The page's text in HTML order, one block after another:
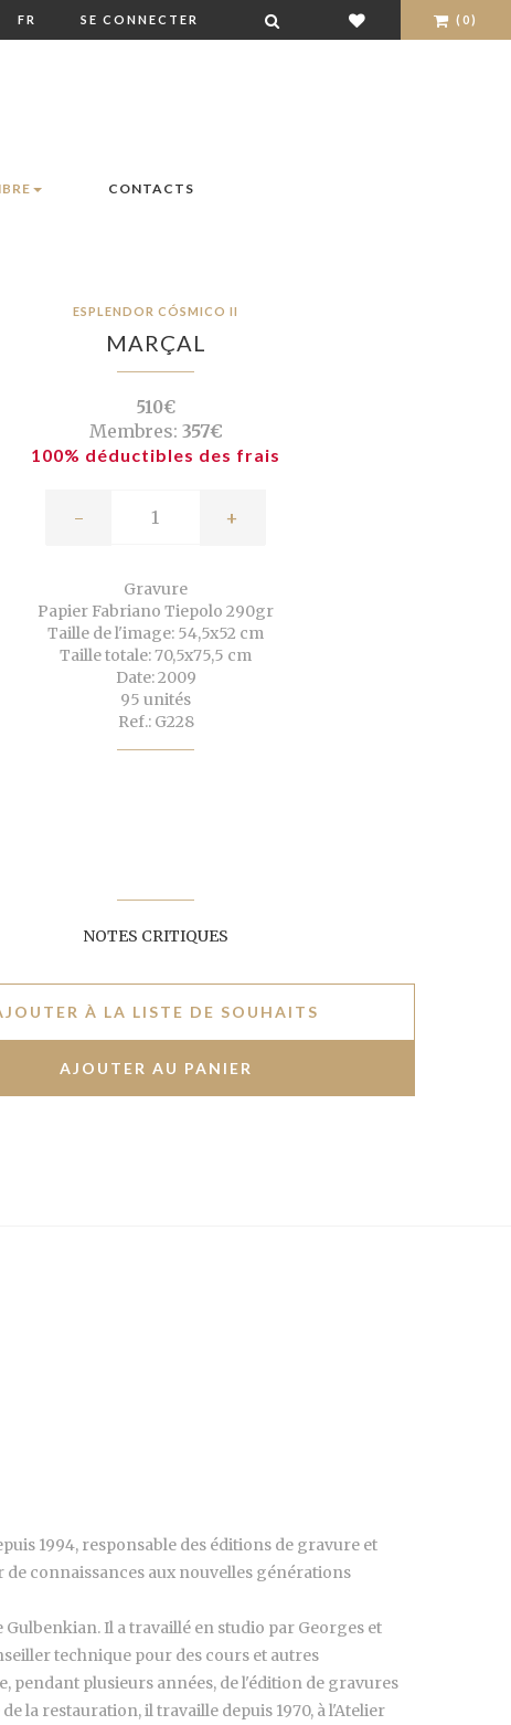
FR SE CONNECTER (0)
CONTACTS
ESPLENDOR CÓSMICO II
MARÇAL
510€
Membres: 357€
100% déductibles des frais
- +
Gravure
Papier Fabriano Tiepolo 290gr
Taille de l'image: 54,5x52 cm
Taille totale: 70,5x75,5 cm
Date: 2009
95 unités
Ref.: G228
NOTES CRITIQUES
À LA LISTE DE SOUHAITS
1994, responsable des éditions de gravure et
connaissances aux nouvelles générations
Il a travaillé en studio par Georges et
technique pour des cours et autres
pendant plusieurs années, de l'édition de gravures
la restauration, il travaille depuis 1970, à l'Atelier